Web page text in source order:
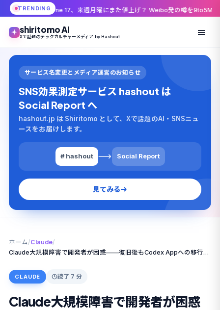
TRENDING
17、来週月曜にまた値上げ？ Weibo発の噂を9to5Macが伝えた理由
shiritomo AI
Xで話題のテックカルチャーメディア by Hashout
サービス名変更とメディア運営のお知らせ
SNS効果測定サービス hashout は
Social Report へ
hashout.jp は Shiritomo として、Xで話題のAI・SNSニュ
ースをお届けします。
# hashout Social Report
見てみる
ホーム /Claude/
Claude大規模障害で開発者が困惑——復旧後もCodex Appへの移行が加速
CLAUDE 読了 7 分
Claude大規模障害で開発者が困惑